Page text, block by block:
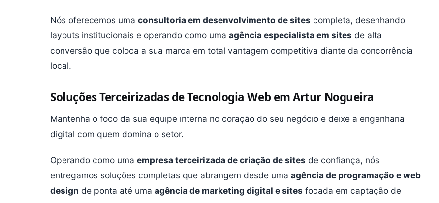
Nós oferecemos uma consultoria em desenvolvimento de sites completa, desenhando
layouts institucionais e operando como uma agência especialista em sites de alta
conversão que coloca a sua marca em total vantagem competitiva diante da concorrência
local.
Soluções Terceirizadas de Tecnologia Web em Artur Nogueira
Mantenha o foco da sua equipe interna no coração do seu negócio e deixe a engenharia
digital com quem domina o setor.
Operando como uma empresa terceirizada de criação de sites de confiança, nós
entregamos soluções completas que abrangem desde uma agência de programação e web
design de ponta até uma agência de marketing digital e sites focada em captação de